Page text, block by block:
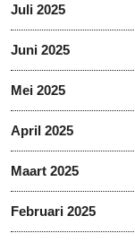
Juli 2025
Juni 2025
Mei 2025
April 2025
Maart 2025
Februari 2025